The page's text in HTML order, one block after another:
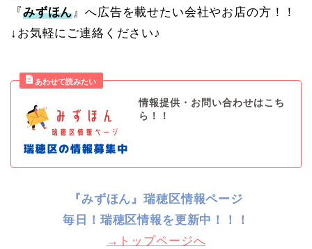
『みずほん 』へ広告を載せたい会社やお店の方！！
↓お気軽にご連絡ください♪
情報提供・お問い合わせはこち
ら！！
『みずほん』瑞穂区情報ページ
毎日！ 瑞穂区情報を更新中！！！
→トップページへ